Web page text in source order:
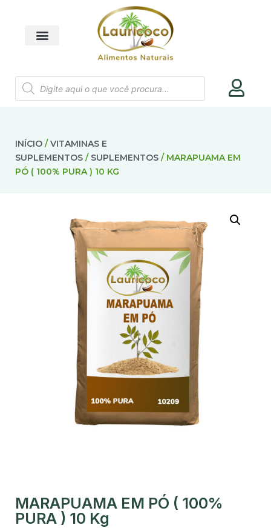
INÍCIO /VITAMINAS E
SUPLEMENTOS / SUPLEMENTOS / MARAPUAMA EM
PÓ ( 100% PURA ) 10 KG
MARAPUAMA EM PÓ ( 100%
PURA ) 10 Kg